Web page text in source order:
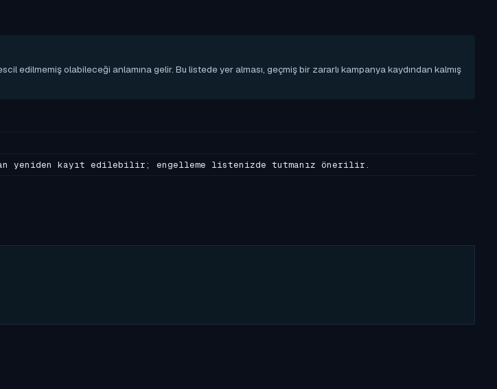
edilmemiş olabileceği anlamına gelir. Bu listede yer alması, geçmiş bir zararlı kampanya kaydından kalmış
yeniden kayıt edilebilir; engelleme listenizde tutmanız önerilir.